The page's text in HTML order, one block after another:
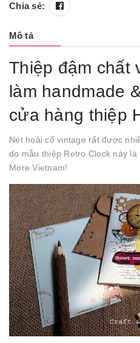
Chia sẻ:
Mô tả
Thiệp đậm chất
làm handmade
cửa hàng thiệp
Nét hoài cổ vintage rất được
do mẫu thiệp Retro Clock này
More Vietnam!